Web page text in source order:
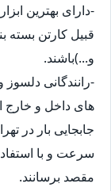
-دارای بهترین
قبیل کارتن بسته
و...)باشند.
-رانندگانی
های داخل و خارج
جابجایی بار در
سرعت و با
مقصد برسانند.